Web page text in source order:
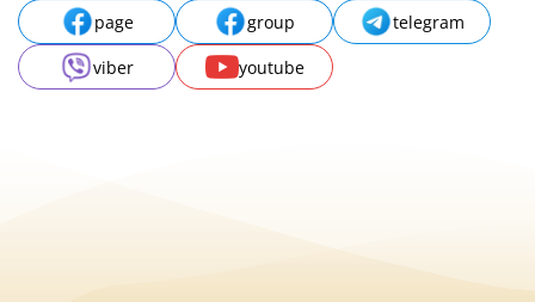
page group
telegram
viber
youtube